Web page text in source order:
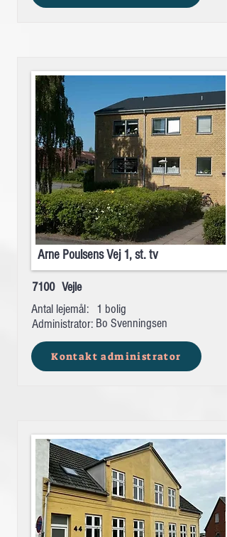
Arne Poulsens Vej 1, st. tv
7100 Vejle
Antal lejemål:
Administrator:
1 bolig
Bo Svenningsen
Kontakt administrator